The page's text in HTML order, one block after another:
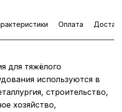
Оплата
для тяжёлого
используются в
строительство,
хозяйство,